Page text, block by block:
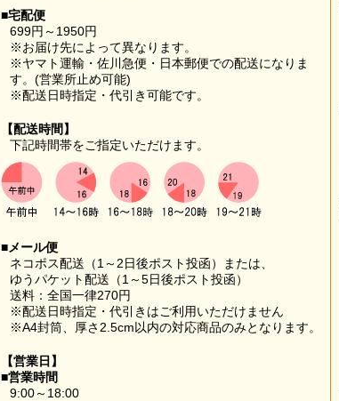
■宅配便
699円～1950円
※お届け先によって異なります。
※ヤマト運輸・佐川急便・日本郵便での配送になりま
す。(営業所止め可能)
※配送日時指定・代引き可能です。
【配送時間】
下記時間帯をご指定いただけます。
■メール便
ネコポス配送（1～2日後ポスト投函）または、
ゆうパケット配送（1～5日後ポスト投函）
送料：全国一律270円
※配送日時指定・代引きはご利用いただけません
※A4封筒、厚さ2.5cm以内の対応商品のみとなります。
【営業日】
■営業時間
9:00～18:00